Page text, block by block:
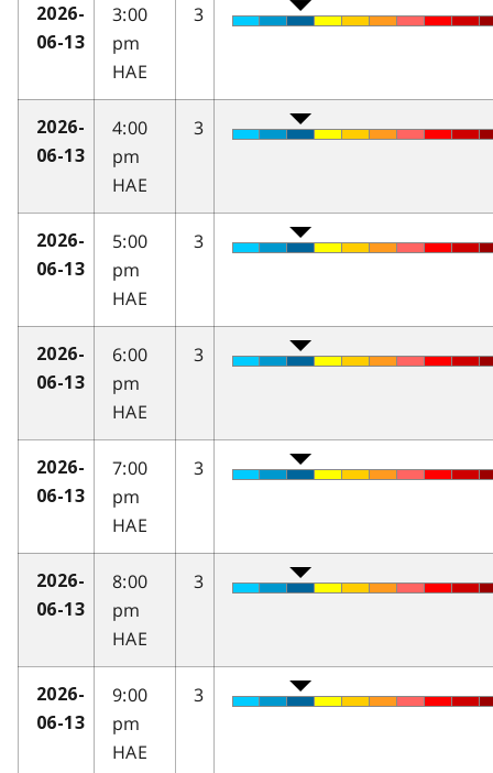
2026-
06-13
3:00
pm
HAE
3
2026-
06-13
4:00
pm
HAE
3
2026-
06-13
5:00
pm
HAE
3
2026-
06-13
6:00
pm
HAE
3
2026-
06-13
7:00
pm
HAE
3
2026-
06-13
8:00
pm
HAE
3
2026-
06-13
9:00
pm
HAE
3